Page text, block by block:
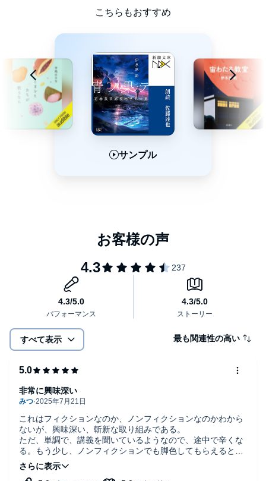
こちらもおすすめ
サンプル
すべて表示 最も関連性の高い
これはフィクションなのか、ノンフィクションなのかわから
ないが、興味深い、斬新な取り組みである。
ただ、単調で、講義を聞いているようなので、途中で辛くな
る。もう少し、ノンフィクションでも脚色してもらえるとい
いが。
非常に興味深い